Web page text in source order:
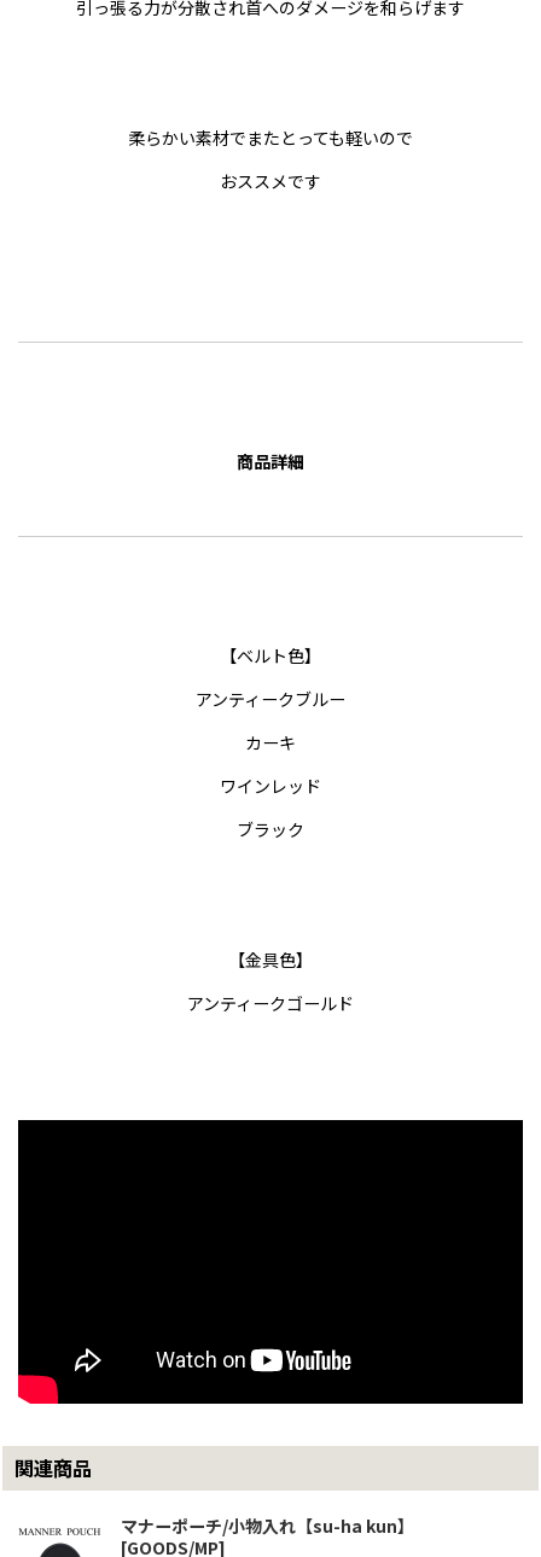
引っ張る力が分散され首へのダメージを和らげます
柔らかい素材でまたとっても軽いので
おススメです
商品詳細
【ベルト色】
アンティークブルー
カーキ
ワインレッド
ブラック
【金具色】
アンティークゴールド
関連商品
マナーポーチ/小物入れ【su-ha kun】
[GOODS/MP]